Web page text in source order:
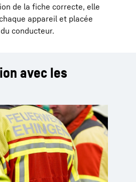
de la fiche correcte, elle
appareil et placée
conducteur.
avec les